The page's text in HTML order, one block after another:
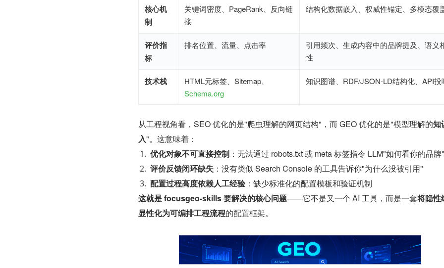
核心机
制
关键词密度、PageRank、反向链
接
结构化数据嵌入、权威性锚定、多模态覆
评价指
标
排名位置、流量、点击率
引用频次、生成内容中的品牌提及、语义
性
技术栈
HTML元标签、Sitemap、
Schema.org
知识图谱、RDF/JSON-LD结构化、API投
从工程视角看，SEO 优化的是"爬虫理解的网页结构"，而 GEO 优化的是"模型理解的知
入"。这意味着：
优化对象不可直接控制 ：无法通过 robots.txt 或 meta 标签指令 LLM"如何看你的品牌"
评价反馈闭环缺失 ：没有类似 Search Console 的工具告诉你"为什么没被引用"
配置过程高度依赖人工经验 ：缺少标准化的配置模板和验证机制
这就是 focusgeo-skills 要解决的核心问题——它不是又一个 AI 工具，而是一套将隐性
显性化为可编排工程流程的配置框架。